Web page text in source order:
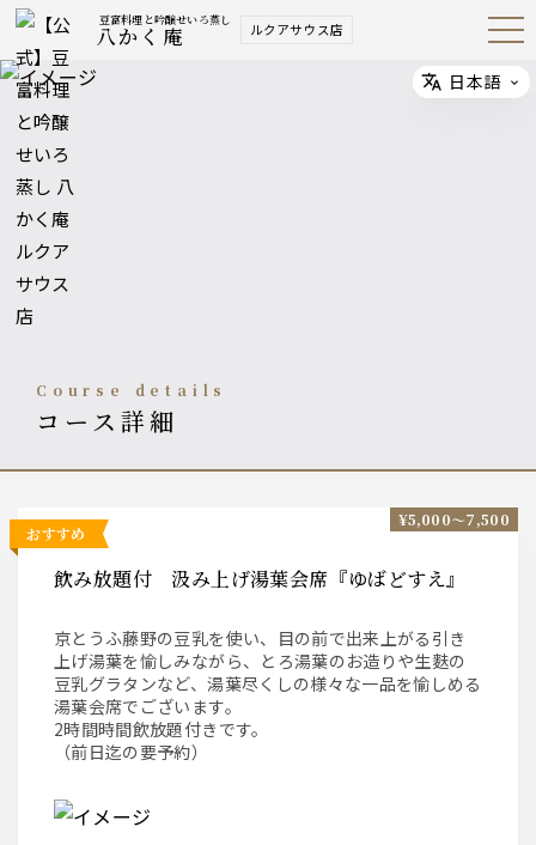
豆富料理と吟醸せいろ蒸し
八かく庵 ルクアサウス店 Open
Navig
course details
コース詳細
おすすめ
飲み放題付 汲み上げ湯葉会席『ゆばどすえ』
京とうふ藤野の豆乳を使い、目の前で出来上がる引き
上げ湯葉を愉しみながら、とろ湯葉のお造りや生麩の
豆乳グラタンなど、湯葉尽くしの様々な一品を愉しめる
湯葉会席でございます。
2時間時間飲放題付きです。
（前日迄の要予約）
¥5,000〜7,500
Select
日本語